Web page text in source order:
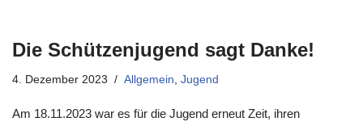
Die Schützenjugend sagt Danke!
4. Dezember 2023 Allgemein, Jugend
Am 18.11.2023 war es für die Jugend erneut Zeit, ihren